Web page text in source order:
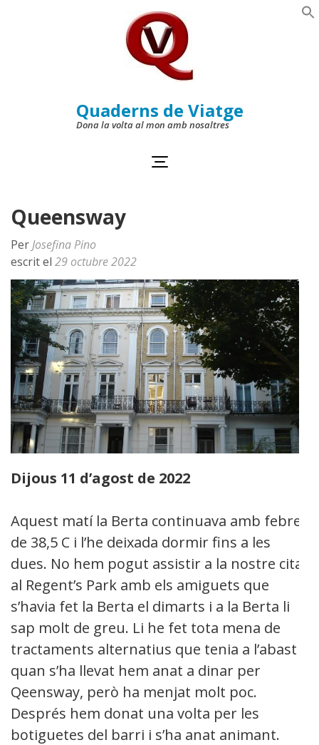
Quaderns de Viatge
Dona la volta al mon amb nosaltres
Queensway
Per Josefina Pino
escrit el 29 octubre 2022
Dijous 11 d’agost de 2022
Aquest matí la Berta continuava amb febre
de 38,5 C i l’he deixada dormir fins a les
dues. No hem pogut assistir a la nostre cita
al Regent’s Park amb els amiguets que
s’havia fet la Berta el dimarts i a la Berta li
sap molt de greu. Li he fet tota mena de
tractaments alternatius que tenia a l’abast i
quan s’ha llevat hem anat a dinar per
Qeensway, però ha menjat molt poc.
Després hem donat una volta per les
botiguetes del barri i s’ha anat animant.